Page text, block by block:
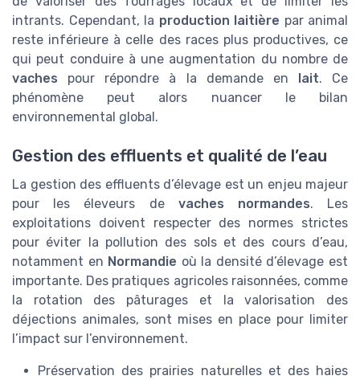
intrants. Cependant, la production laitière par animal
reste inférieure à celle des races plus productives, ce
qui peut conduire à une augmentation du nombre de
vaches pour répondre à la demande en lait. Ce
phénomène peut alors nuancer le bilan
environnemental global.
Gestion des effluents et qualité de l’eau
La gestion des effluents d’élevage est un enjeu majeur
pour les éleveurs de vaches normandes. Les
exploitations doivent respecter des normes strictes
pour éviter la pollution des sols et des cours d’eau,
notamment en Normandie où la densité d’élevage est
importante. Des pratiques agricoles raisonnées, comme
la rotation des pâturages et la valorisation des
déjections animales, sont mises en place pour limiter
l’impact sur l’environnement.
Préservation des prairies naturelles et des haies